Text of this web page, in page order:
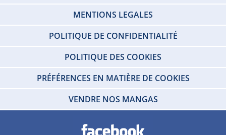
MENTIONS LEGALES
POLITIQUE DE CONFIDENTIALITÉ
POLITIQUE DES COOKIES
PRÉFÉRENCES EN MATIÈRE DE COOKIES
VENDRE NOS MANGAS